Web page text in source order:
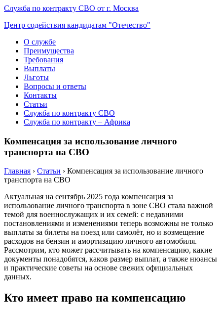
Служба по контракту СВО от г. Москва
Центр содействия кандидатам "Отечество"
О службе
Преимущества
Требования
Выплаты
Льготы
Вопросы и ответы
Контакты
Статьи
Служба по контракту СВО
Служба по контракту – Африка
Компенсация за использование личного
транспорта на СВО
Главная › Статьи › Компенсация за использование личного
транспорта на СВО
Актуальная на сентябрь 2025 года компенсация за
использование личного транспорта в зоне СВО стала важной
темой для военнослужащих и их семей: с недавними
постановлениями и изменениями теперь возможны не только
выплаты за билеты на поезд или самолёт, но и возмещение
расходов на бензин и амортизацию личного автомобиля.
Рассмотрим, кто может рассчитывать на компенсацию, какие
документы понадобятся, каков размер выплат, а также нюансы
и практические советы на основе свежих официальных
данных.
Кто имеет право на компенсацию